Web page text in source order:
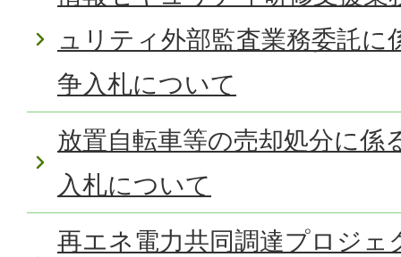
ュリティ外部監査業務委託に
争入札について
放置自転車等の売却処分に係
入札について
再エネ電力共同調達プロジェ